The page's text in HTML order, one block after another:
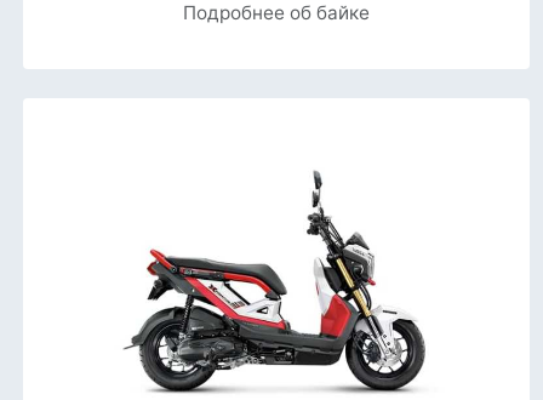
Подробнее об байке